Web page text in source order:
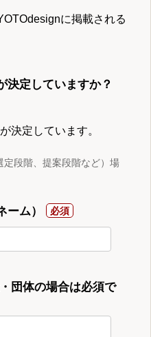
に掲載される
決定していますか？
決定しています。
段階、提案段階など）場
ム）
団体の場合は必須で